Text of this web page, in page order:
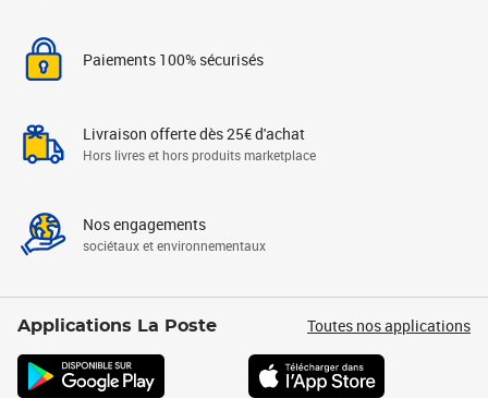
Paiements 100% sécurisés
Livraison offerte dès 25€ d'achat
Hors livres et hors produits marketplace
Nos engagements
sociétaux et environnementaux
Applications La Poste Toutes nos applications